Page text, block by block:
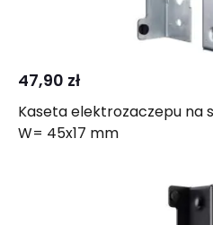
47,90 zł
Kaseta elektrozaczepu na
W= 45x17 mm